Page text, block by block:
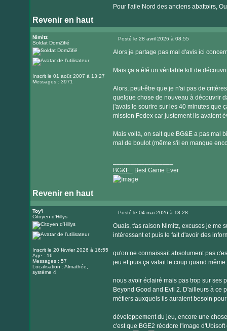
Pour l'aile Nord des anciens abattoirs,
Revenir en haut
Nimitz
Soldat DomZifié
Inscrit le 01 août 2007 à 13:27
Messages : 3971
Posté le 28 avril 2026 à 08:55
Alors je partage pas mal d'avis ici
Mais ça a été un véritable kiff de
Alors, peut-être que je n'ai pas de
quelque chose de nouveau à découvrir
j'avais le sourire sur les 40 minutes que
mission Fedex car justement ils avaient
Mais voilà, on sait que BG&E a pas mal
mal de boulot (même s'il en manque
BG&E :Best Game Ever
Revenir en haut
le
internet
Toy'l
Citoyen d'Hillys
Inscrit le 20 février 2026 à 16:55
Age : 16
Messages : 57
Localisation : Almathée,
système 4
Posté le 04 mai 2026 à 18:28
Ouais, t'as raison Nimitz, excuses je me
intéressant et puis le fait d'avoir des
qu'on ne connaissait absolument pas
jeu et puis ça valait le coup quand
nous avoir éclairé mais pas trop sur ses
Beyond Good and Evil 2. D'ailleurs à ce
métiers auxquels ils auraient besoin
développement du jeu, encore une
c'est que BGE2 réodore l'image